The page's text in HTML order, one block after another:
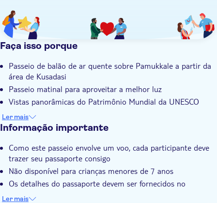
Faça isso porque
Passeio de balão de ar quente sobre Pamukkale a partir da
área de Kusadasi
Passeio matinal para aproveitar a melhor luz
Vistas panorâmicas do Patrimônio Mundial da UNESCO
Café da manhã, almoço e uma taça de cava incluídos
Ler mais
Informação importante
Como este passeio envolve um voo, cada participante deve
trazer seu passaporte consigo
Não disponível para crianças menores de 7 anos
Os detalhes do passaporte devem ser fornecidos no
momento da reserva
Ler mais